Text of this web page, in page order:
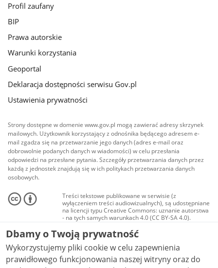
Profil zaufany
BIP
Prawa autorskie
Warunki korzystania
Geoportal
Deklaracja dostępności serwisu Gov.pl
Ustawienia prywatności
Strony dostępne w domenie www.gov.pl mogą zawierać adresy skrzynek
mailowych. Użytkownik korzystający z odnośnika będącego adresem e-
mail zgadza się na przetwarzanie jego danych (adres e-mail oraz
dobrowolnie podanych danych w wiadomości) w celu przesłania
odpowiedzi na przesłane pytania. Szczegóły przetwarzania danych przez
każdą z jednostek znajdują się w ich politykach przetwarzania danych
osobowych.
Treści tekstowe publikowane w serwisie (z
wyłączeniem treści audiowizualnych), są udostępniane
na licencji typu Creative Commons: uznanie autorstwa
- na tych samych warunkach 4.0 (CC BY-SA 4.0).
Materiały audiowizualne, w tym zdjęcia, materiały
audio i wideo, są udostępniane na licencji typu
Creative Commons: uznanie autorstwa użycie
niekomercyjne - bez utworów zależnych 4.0 (CC BY-
NC-ND 4.0), o ile nie jest to stwierdzone inaczej.
Dbamy o Twoją prywatność
Wykorzystujemy pliki cookie w celu zapewnienia
prawidłowego funkcjonowania naszej witryny oraz do